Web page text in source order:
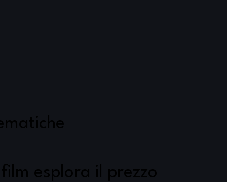
esplora il prezzo